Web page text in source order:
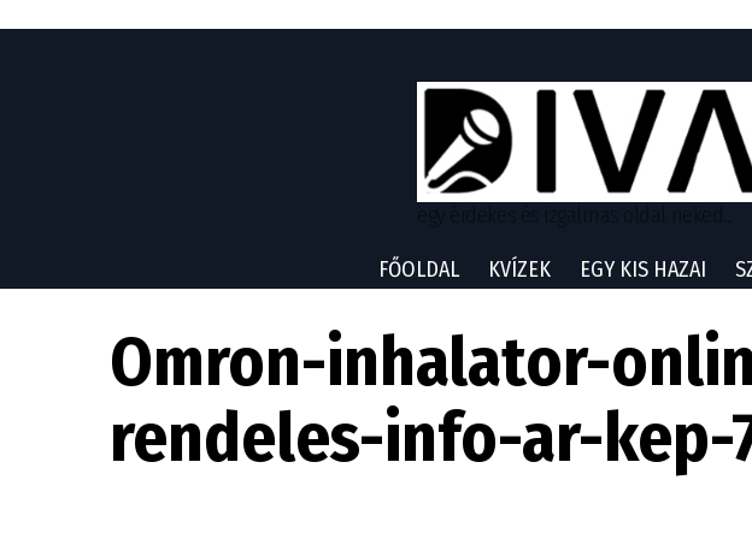
FŐOLDAL KVÍZEK EGY KIS HAZAI
Omron-inhalator-
rendeles-info-ar-kep-